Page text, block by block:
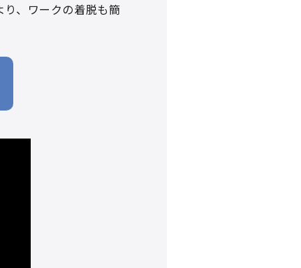
、ワークの着脱も簡